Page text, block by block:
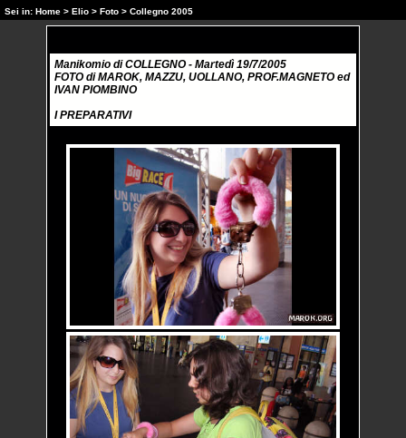
Sei in: Home > Elio > Foto > Collegno 2005
Manikomio di COLLEGNO - Martedì 19/7/2005
FOTO di MAROK, MAZZU, UOLLANO, PROF.MAGNETO ed
IVAN PIOMBINO
I PREPARATIVI